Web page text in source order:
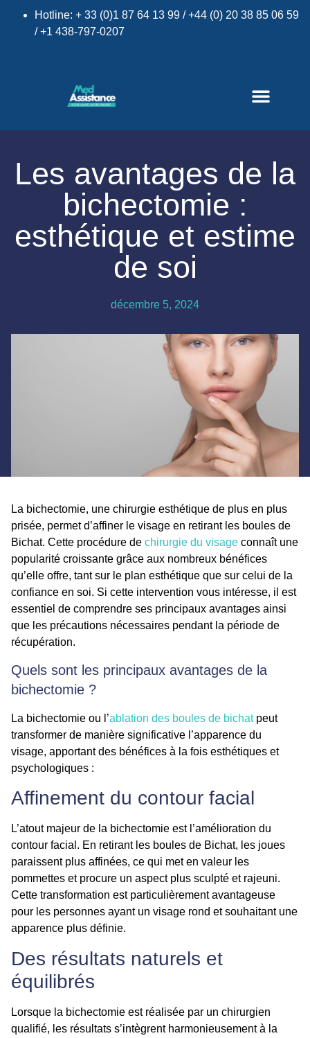
Hotline: + 33 (0)1 87 64 13 99 / +44 (0) 20 38 85 06 59
/ +1 438-797-0207
Les avantages de la
bichectomie :
esthétique et estime
de soi
décembre 5, 2024
La bichectomie, une chirurgie esthétique de plus en plus
prisée, permet d’affiner le visage en retirant les boules de
Bichat. Cette procédure de chirurgie du visage connaît une
popularité croissante grâce aux nombreux bénéfices
qu’elle offre, tant sur le plan esthétique que sur celui de la
confiance en soi. Si cette intervention vous intéresse, il est
essentiel de comprendre ses principaux avantages ainsi
que les précautions nécessaires pendant la période de
récupération.
Quels sont les principaux avantages de la
bichectomie ?
La bichectomie ou l’ablation des boules de bichatpeut
transformer de manière significative l’apparence du
visage, apportant des bénéfices à la fois esthétiques et
psychologiques :
Affinement du contour facial
L’atout majeur de la bichectomie est l’amélioration du
contour facial. En retirant les boules de Bichat, les joues
paraissent plus affinées, ce qui met en valeur les
pommettes et procure un aspect plus sculpté et rajeuni.
Cette transformation est particulièrement avantageuse
pour les personnes ayant un visage rond et souhaitant une
apparence plus définie.
Des résultats naturels et
équilibrés
Lorsque la bichectomie est réalisée par un chirurgien
qualifié, les résultats s’intègrent harmonieusement à la